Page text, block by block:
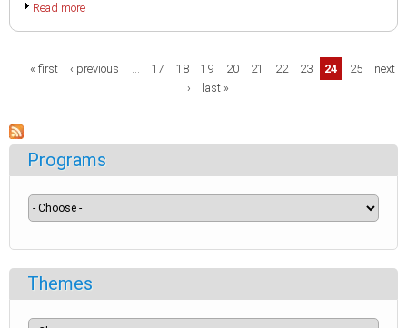
Read more
Pages
« first ‹ previous … 17 18 19 20 21 22 23 24 25
next
›
last »
Programs
Themes